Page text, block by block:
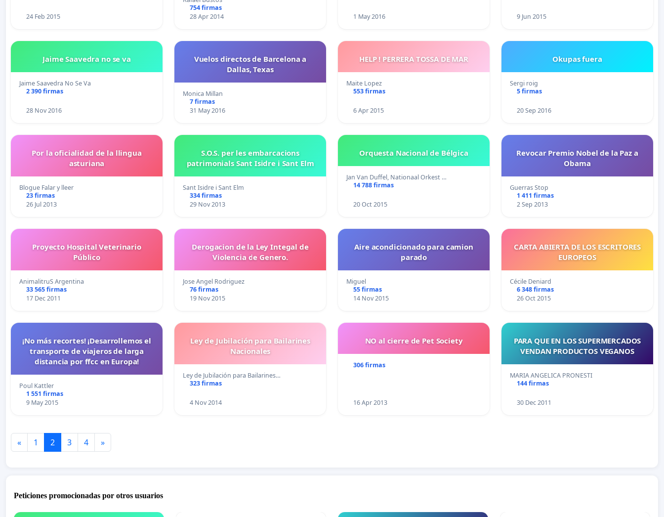
24 Feb 2015
754 firmas
28 Apr 2014
1 May 2016 9 Jun 2015
Jaime Saavedra no se va
Jaime Saavedra No Se Va
2 390 firmas
28 Nov 2016
Vuelos directos de Barcelona a
Dallas, Texas
Monica Millan
7 firmas
31 May 2016
HELP ! PERRERA TOSSA DE MAR
Maite Lopez
553 firmas
6 Apr 2015
Okupas fuera
Sergi roig
5 firmas
20 Sep 2016
Por la oficialidad de la llingua
asturiana
Blogue Falar y lleer
23 firmas
26 Jul 2013
S.O.S. per les embarcacions
patrimonials Sant Isidre i Sant Elm
Sant Isidre i Sant Elm
334 firmas
29 Nov 2013
Orquesta Nacional de Bélgica
Jan Van Duffel, Nationaal Orkest …
14 788 firmas
20 Oct 2015
Revocar Premio Nobel de la Paz a
Obama
Guerras Stop
1 411 firmas
2 Sep 2013
Proyecto Hospital Veterinario
Público
AnimalitruS Argentina
33 565 firmas
17 Dec 2011
Derogacion de la Ley Integal de
Violencia de Genero.
Jose Angel Rodriguez
76 firmas
19 Nov 2015
Aire acondicionado para camion
parado
Miguel
55 firmas
14 Nov 2015
CARTA ABIERTA DE LOS ESCRITORES
EUROPEOS
Cécile Deniard
6 348 firmas
26 Oct 2015
¡No más recortes! ¡Desarrollemos el
transporte de viajeros de larga
distancia por ffcc en Europa!
Poul Kattler
1 551 firmas
9 May 2015
Ley de Jubilación para Bailarines
Nacionales
Ley de Jubilación para Bailarines…
323 firmas
4 Nov 2014
NO al cierre de Pet Society
306 firmas
16 Apr 2013
PARA QUE EN LOS SUPERMERCADOS
VENDAN PRODUCTOS VEGANOS
MARIA ANGELICA PRONESTI
144 firmas
30 Dec 2011
« 1 2 3 4 »
Peticiones promocionadas por otros usuarios